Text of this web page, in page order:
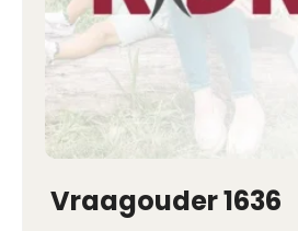
Vraagouder 1636